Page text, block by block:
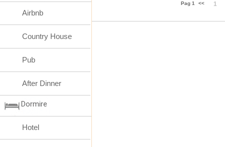
Pag 1 << 1
Airbnb
Country House
Pub
After Dinner
Dormire
Hotel